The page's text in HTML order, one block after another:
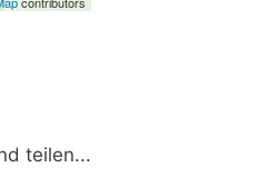
teilen...